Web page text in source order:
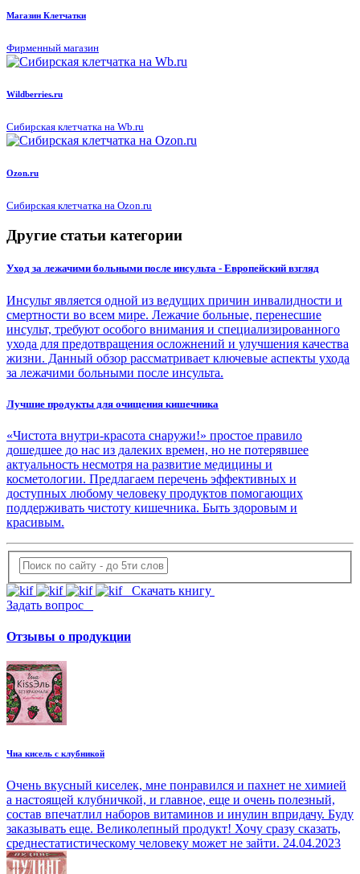
Магазин Клетчатки
Фирменный магазин
Wildberries.ru
Сибирская клетчатка на Wb.ru
Ozon.ru
Сибирская клетчатка на Ozon.ru
Другие статьи категории
Уход за лежачими больными после инсульта - Европейский взгляд
Инсульт является одной из ведущих причин инвалидности и
смертности во всем мире. Лежачие больные, перенесшие
инсульт, требуют особого внимания и специализированного
ухода для предотвращения осложнений и улучшения качества
жизни. Данный обзор рассматривает ключевые аспекты ухода
за лежачими больными после инсульта.
Лучшие продукты для очищения кишечника
«Чистота внутри-красота снаружи!» простое правило
дошедшее до нас из далеких времен, но не потерявшее
актуальность несмотря на развитие медицины и
косметологии. Предлагаем перечень эффективных и
доступных любому человеку продуктов помогающих
поддерживать чистоту кишечника. Быть здоровым и
красивым.
Скачать книгу
Задать вопрос
Отзывы о продукции
Чиа кисель с клубникой
Очень вкусный киселек, мне понравился и пахнет не химией
а настоящей клубничкой, и главное, еще и очень полезный,
состав впечатлил наборов витаминов и инулин впридачу. Буду
заказывать еще. Великолепный продукт! Хочу сразу сказать,
среднестатистическому человеку может не зайти. 24.04.2023